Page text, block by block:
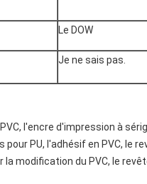
Le DOW
Je ne sais pas.
l'encre d'impression à
PU, l'adhésif en PVC, le
modification du PVC, le